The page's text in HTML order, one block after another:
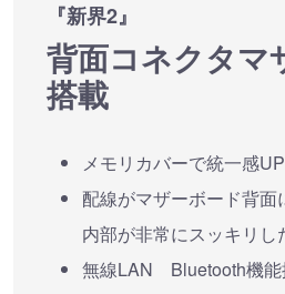
『新界2』
背面コネクタマ
搭載
メモリカバーで統一感
配線がマザーボード背面
内部が非常にスッキリし
無線LAN Bluetooth機能